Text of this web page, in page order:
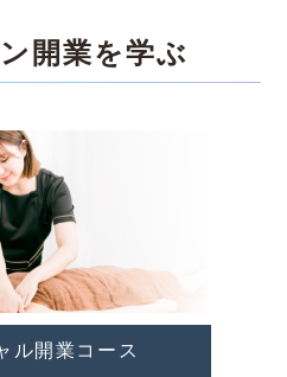
開業を学ぶ
ル開業コース